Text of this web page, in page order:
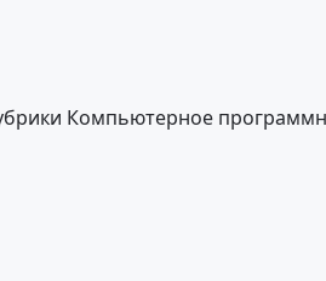
Компьютерное